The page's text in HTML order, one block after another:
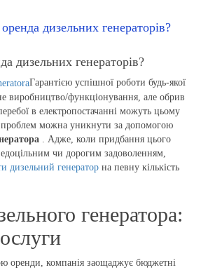
дизельних генераторів?
дизельних генераторів?
Гарантією успішної роботи будь-якої
виробництво/функціонування, але обрив
в електропостачанні можуть цьому
можна уникнути за допомогою
. Адже, коли придбання цього
чи дорогим задоволенням,
дизельний генератор на певну кількість
генератора:
оренди, компанія заощаджує бюджетні